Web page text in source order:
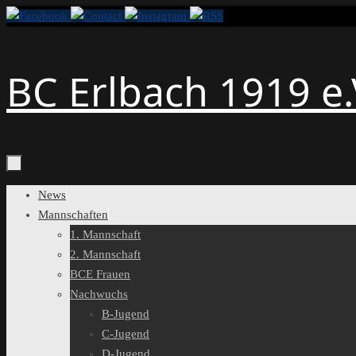
Zum
BC Erlbach 1919
Zum
Inhalt
News
Mannschaften
1. Mannschaft
2. Mannschaft
BCE Frauen
Nachwuchs
B-Jugend
C-Jugend